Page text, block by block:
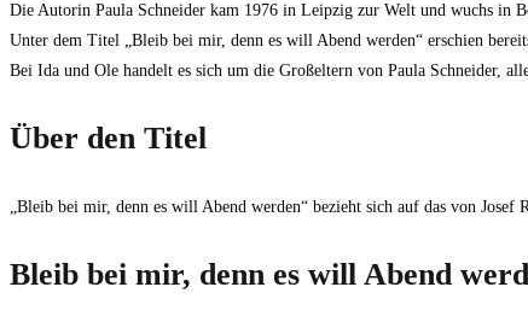
Die Autorin Paula Schneider kam 1976 in Leipzig zur Welt und wuchs in
Unter dem Titel „Bleib bei mir, denn es will Abend werden“ erschien
Bei Ida und Ole handelt es sich um die Großeltern von Paula Schneider,
Über den Titel
„Bleib bei mir, denn es will Abend werden“ bezieht sich auf das von Josef
Bleib bei mir, denn es will Abend